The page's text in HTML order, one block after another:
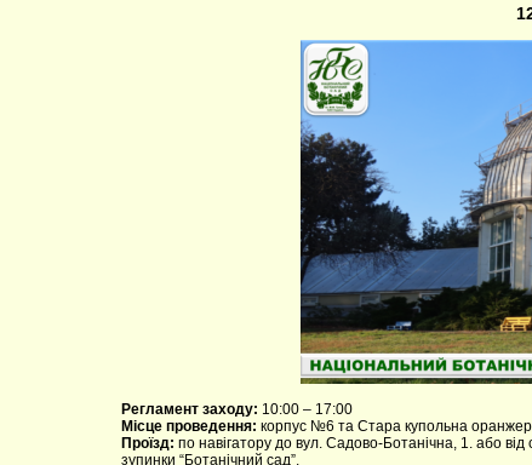
Регламент заходу: 10:00 – 17:00
Місце проведення: корпус №6 та Стара купольна
Проїзд: по навігатору до вул. Садово-Ботанічна, 1. або
зупинки “Ботанічний сад”.